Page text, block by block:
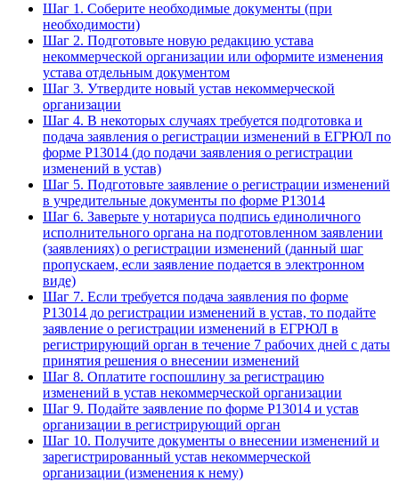
Шаг 1. Соберите необходимые документы (при
необходимости)
Шаг 2. Подготовьте новую редакцию устава
некоммерческой организации или оформите изменения
устава отдельным документом
Шаг 3. Утвердите новый устав некоммерческой
организации
Шаг 4. В некоторых случаях требуется подготовка и
подача заявления о регистрации изменений в ЕГРЮЛ по
форме Р13014 (до подачи заявления о регистрации
изменений в устав)
Шаг 5. Подготовьте заявление о регистрации изменений
в учредительные документы по форме Р13014
Шаг 6. Заверьте у нотариуса подпись единоличного
исполнительного органа на подготовленном заявлении
(заявлениях) о регистрации изменений (данный шаг
пропускаем, если заявление подается в электронном
виде)
Шаг 7. Если требуется подача заявления по форме
P13014 до регистрации изменений в устав, то подайте
заявление о регистрации изменений в ЕГРЮЛ в
регистрирующий орган в течение 7 рабочих дней с даты
принятия решения о внесении изменений
Шаг 8. Оплатите госпошлину за регистрацию
изменений в устав некоммерческой организации
Шаг 9. Подайте заявление по форме Р13014 и устав
организации в регистрирующий орган
Шаг 10. Получите документы о внесении изменений и
зарегистрированный устав некоммерческой
организации (изменения к нему)